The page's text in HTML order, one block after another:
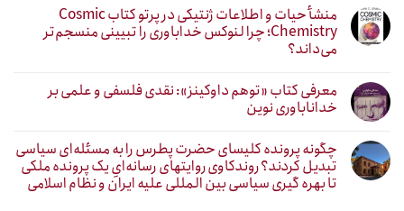
منشأ حیات و اطلاعات ژنتیکی در پرتو کتاب Cosmic
Chemistry؛ چرا لنوکس خداباوری را تبیینی منسجم‌تر
می‌داند؟
معرفی کتاب «توهم داوکینز»: نقدی فلسفی و علمی بر
خداناباوری نوین
چگونه پرونده کلیسای حضرت پطرس را به مسئله‌ای سیاسی
تبدیل کردند؟ روندکاوی روایتهای رسانه‌ایِ یک پرونده ملکی
تا بهره گیری سیاسی بین المللی علیه ایران و نظام اسلامی